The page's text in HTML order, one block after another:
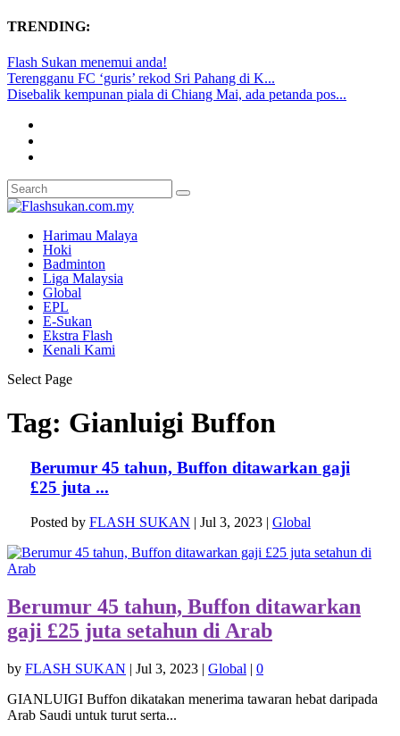
TRENDING:
Flash Sukan menemui anda!
Terengganu FC ‘guris’ rekod Sri Pahang di K...
Disebalik kempunan piala di Chiang Mai, ada petanda pos...
Harimau Malaya
Hoki
Badminton
Liga Malaysia
Global
EPL
E-Sukan
Ekstra Flash
Kenali Kami
Select Page
Tag: Gianluigi Buffon
Berumur 45 tahun, Buffon ditawarkan gaji
£25 juta ...
Posted by FLASH SUKAN | Jul 3, 2023| Global
Berumur 45 tahun, Buffon ditawarkan
gaji £25 juta setahun di Arab
by FLASH SUKAN | Jul 3, 2023 | Global | 0
GIANLUIGI Buffon dikatakan menerima tawaran hebat daripada
Arab Saudi untuk turut serta...